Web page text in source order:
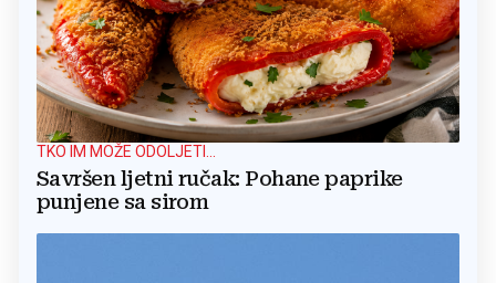
TKO IM MOŽE ODOLJETI...
Savršen ljetni ručak: Pohane paprike
punjene sa sirom